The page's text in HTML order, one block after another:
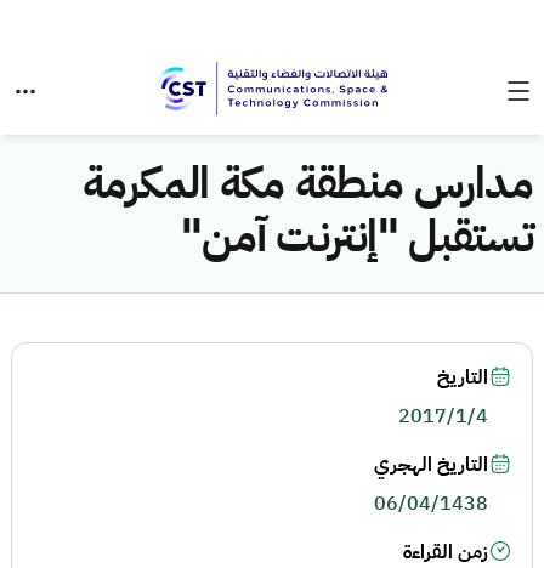
مدارس منطقة مكة المكرمة
تستقبل "إنترنت آمن"
التاريخ
2017/1/4
التاريخ الهجري
06/04/1438
زمن القراءة